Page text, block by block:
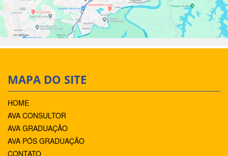
MAPA DO SITE
HOME
AVA CONSULTOR
AVA GRADUAÇÃO
AVA PÓS GRADUAÇÃO
CONTATO